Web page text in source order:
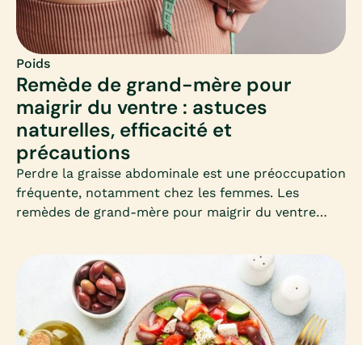
Poids
Remède de grand-mère pour
maigrir du ventre : astuces
naturelles, efficacité et
précautions
Perdre la graisse abdominale est une préoccupation
fréquente, notamment chez les femmes. Les
remèdes de grand-mère pour maigrir du ventre
Mais que valent-ils vraiment ? Découvrons
ensemble les astuces les plus connues, leur
efficacité et les précautions à connaître.